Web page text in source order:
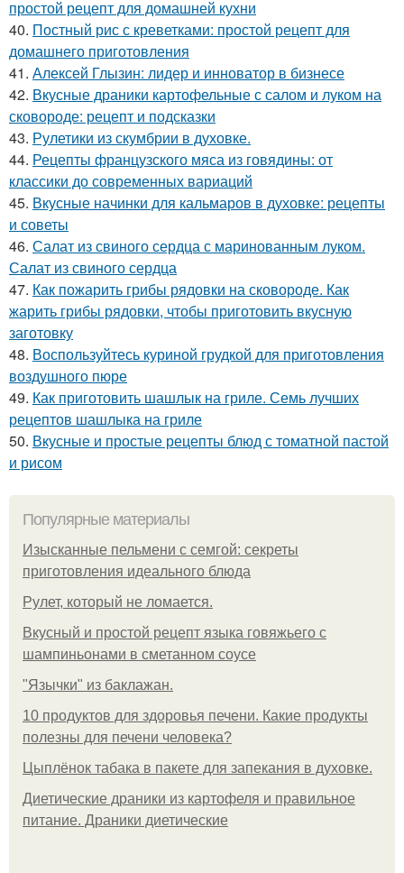
простой рецепт для домашней кухни
40. Постный рис с креветками: простой рецепт для
домашнего приготовления
41. Алексей Глызин: лидер и инноватор в бизнесе
42. Вкусные драники картофельные с салом и луком на
сковороде: рецепт и подсказки
43. Рулетики из скумбрии в духовке.
44. Рецепты французского мяса из говядины: от
классики до современных вариаций
45. Вкусные начинки для кальмаров в духовке: рецепты
и советы
46. Салат из свиного сердца с маринованным луком.
Салат из свиного сердца
47. Как пожарить грибы рядовки на сковороде. Как
жарить грибы рядовки, чтобы приготовить вкусную
заготовку
48. Воспользуйтесь куриной грудкой для приготовления
воздушного пюре
49. Как приготовить шашлык на гриле. Семь лучших
рецептов шашлыка на гриле
50. Вкусные и простые рецепты блюд с томатной пастой
и рисом
Популярные материалы
Изысканные пельмени с семгой: секреты
приготовления идеального блюда
Рулет, который не ломается.
Вкусный и простой рецепт языка говяжьего с
шампиньонами в сметанном соусе
"Язычки" из баклажан.
10 продуктов для здоровья печени. Какие продукты
полезны для печени человека?
Цыплёнок табака в пакете для запекания в духовке.
Диетические драники из картофеля и правильное
питание. Драники диетические